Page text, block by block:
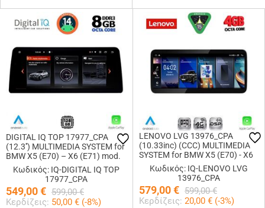
DIGITAL IQ TOP 17977_CPA
(12.3'') MULTIMEDIA SYSTEM for
BMW X5 (E70) – X6 (E71) mod.
2009-2013 (CIC)
Κωδικός: IQ-DIGITAL IQ TOP
17977_CPA
549,00€ 599,00 €
Κερδίζεις: 50,00 € (-8%)
LENOVO LVG 13976_CPA
(10.33inc) (CCC) MULTIMEDIA
SYSTEM for BMW X5 (E70) - X6
(E71) mod. 2006-2009
Κωδικός: IQ-LENOVO LVG
13976_CPA
579,00€ 599,00 €
Κερδίζεις: 20,00 € (-3%)